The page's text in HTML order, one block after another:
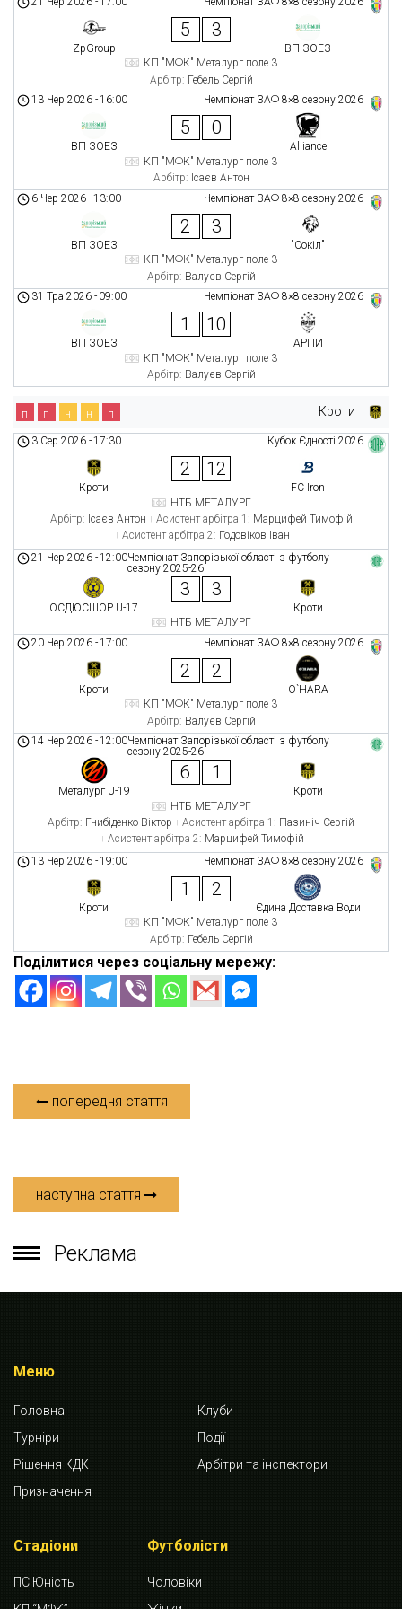
ZpGroup
5 3
ВП ЗОЕЗ
КП "МФК" Металург поле 3
Арбітр: Гебель Сергій
Чемпіонат ЗАФ 8×8 сезону 2026
13 Чер 2026 -16:00
ВП ЗОЕЗ
5 0
Alliance
КП "МФК" Металург поле 3
Арбітр: Ісаєв Антон
Чемпіонат ЗАФ 8×8 сезону 2026
6 Чер 2026 -13:00
ВП ЗОЕЗ
2 3
"Сокіл"
КП "МФК" Металург поле 3
Арбітр: Валуєв Сергій
Чемпіонат ЗАФ 8×8 сезону 2026
31 Тра 2026 - 09:00
ВП ЗОЕЗ
1 10
АРПИ
КП "МФК" Металург поле 3
Арбітр: Валуєв Сергій
Кроти
п п н н п
Кубок Єдності 2026
3 Сер 2026 -17:30
Кроти
2 12
FC Iron
НТБ МЕТАЛУРГ
Арбітр: Ісаєв Антон Асистент арбітра 1: Марцифей Тимофій
Асистент арбітра 2: Годовіков Іван
Чемпіонат Запорізької області з футболу
сезону 2025-26
21 Чер 2026 -12:00
ОСДЮСШОР U-17
3 3
Кроти
НТБ МЕТАЛУРГ
Чемпіонат ЗАФ 8×8 сезону 2026
20 Чер 2026 -17:00
Кроти
2 2
O`HARA
КП "МФК" Металург поле 3
Арбітр: Валуєв Сергій
Чемпіонат Запорізької області з футболу
сезону 2025-26
14 Чер 2026 -12:00
Металург U-19
6 1
Кроти
НТБ МЕТАЛУРГ
Арбітр: Гнибіденко Віктор Асистент арбітра 1: Пазиніч Сергій
Асистент арбітра 2: Марцифей Тимофій
Чемпіонат ЗАФ 8×8 сезону 2026
13 Чер 2026 -19:00
Кроти
1 2
Єдина Доставка Води
КП "МФК" Металург поле 3
Арбітр: Гебель Сергій
Поділитися через соціальну мережу:
попередня стаття
наступна стаття
Реклама
Меню
Головна
Клуби
Турніри
Події
Рішення КДК
Арбітри та інспектори
Призначення
Стадіони
ПС Юність
Футболісти
Чоловіки